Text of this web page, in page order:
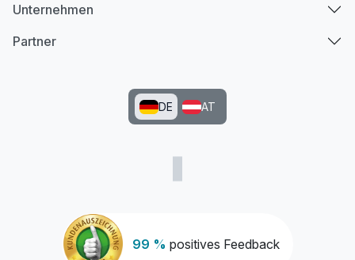
99 % positives Feedback
Unternehmen
Partner
DE AT